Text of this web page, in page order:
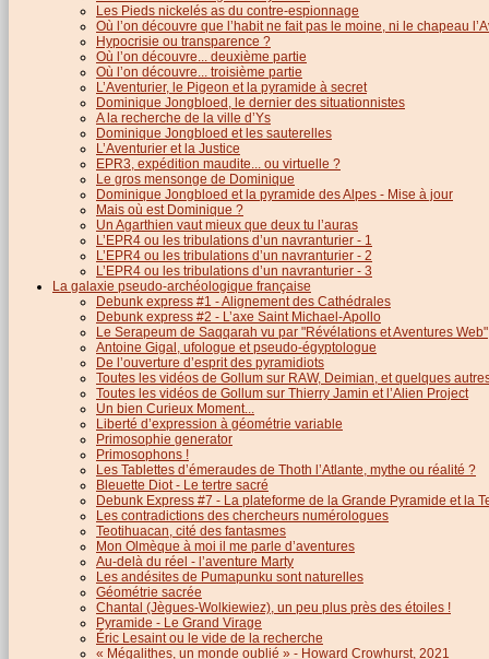
Les Pieds nickelés as du contre-espionnage
Où l’on découvre que l’habit ne fait pas le moine, ni le chapeau
Hypocrisie ou transparence ?
Où l’on découvre... deuxième partie
Où l’on découvre... troisième partie
L’Aventurier, le Pigeon et la pyramide à secret
Dominique Jongbloed, le dernier des situationnistes
A la recherche de la ville d’Ys
Dominique Jongbloed et les sauterelles
L’Aventurier et la Justice
EPR3, expédition maudite... ou virtuelle ?
Le gros mensonge de Dominique
Dominique Jongbloed et la pyramide des Alpes - Mise à jour
Mais où est Dominique ?
Un Agarthien vaut mieux que deux tu l’auras
L’EPR4 ou les tribulations d’un navranturier - 1
L’EPR4 ou les tribulations d’un navranturier - 2
L’EPR4 ou les tribulations d’un navranturier - 3
La galaxie pseudo-archéologique française
Debunk express #1 - Alignement des Cathédrales
Debunk express #2 - L’axe Saint Michael-Apollo
Le Serapeum de Saqqarah vu par "Révélations et Aventures Web"
Antoine Gigal, ufologue et pseudo-égyptologue
De l’ouverture d’esprit des pyramidiots
Toutes les vidéos de Gollum sur RAW, Deimian, et quelques
Toutes les vidéos de Gollum sur Thierry Jamin et l’Alien Project
Un bien Curieux Moment...
Liberté d’expression à géométrie variable
Primosophie generator
Primosophons !
Les Tablettes d’émeraudes de Thoth l’Atlante, mythe ou réalité ?
Bleuette Diot - Le tertre sacré
Debunk Express #7 - La plateforme de la Grande Pyramide et la
Les contradictions des chercheurs numérologues
Teotihuacan, cité des fantasmes
Mon Olmèque à moi il me parle d’aventures
Au-delà du réel - l’aventure Marty
Les andésites de Pumapunku sont naturelles
Géométrie sacrée
Chantal (Jègues-Wolkiewiez), un peu plus près des étoiles !
Pyramide - Le Grand Virage
Éric Lesaint ou le vide de la recherche
« Mégalithes, un monde oublié » - Howard Crowhurst, 2021